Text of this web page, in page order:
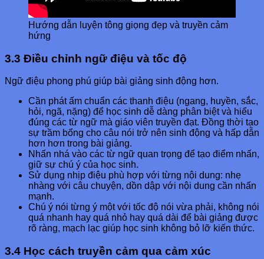
Hướng dẫn luyện tông giọng đẹp và truyền cảm
hứng
3.3 Điều chỉnh ngữ điệu và tốc độ
Ngữ điệu phong phú giúp bài giảng sinh động hơn.
Cần phát ấm chuẩn các thanh điệu (ngang, huyền, sắc,
hỏi, ngã, nặng) để học sinh dễ dàng phân biệt và hiểu
đúng các từ ngữ mà giáo viên truyền đạt. Đồng thời tạo
sự trầm bổng cho câu nói trở nên sinh động và hấp dẫn
hơn hơn trong bài giảng.
Nhấn nhá vào các từ ngữ quan trọng để tạo điểm nhấn,
giữ sự chú ý của học sinh.
Sử dụng nhịp điệu phù hợp với từng nội dung: nhẹ
nhàng với câu chuyện, dồn dập với nội dung cần nhấn
mạnh.
Chú ý nói từng ý một với tốc độ nói vừa phải, không nói
quá nhanh hay quá nhỏ hay quá dài để bài giảng được
rõ ràng, mạch lạc giúp học sinh không bỏ lỡ kiến thức.
3.4 Học cách truyền cảm qua cảm xúc